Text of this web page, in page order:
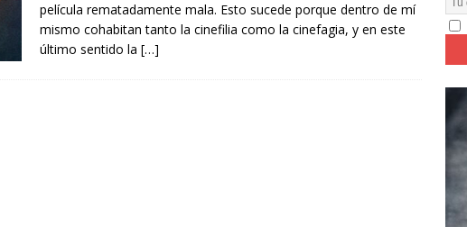
]
Cannes 2024: día 4. ‘Los hiperbóreos’ y ‘Kinds of Kindness’ FESTIVALES
película rematadamente mala. Esto sucede porque dentro de mí
mismo cohabitan tanto la cinefilia como la cinefagia, y en este
último sentido la […]